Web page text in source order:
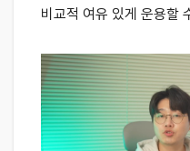
비교적 여유 있게 운용할